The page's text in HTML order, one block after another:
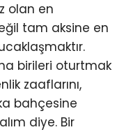
olan en
tam aksine en
birileri oturtmak
zaaflarını,
bahçesine
diye. Bir